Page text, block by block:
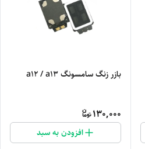
بازر زنگ سامسونگ a12 / a13
130,000
افزودن به سبد